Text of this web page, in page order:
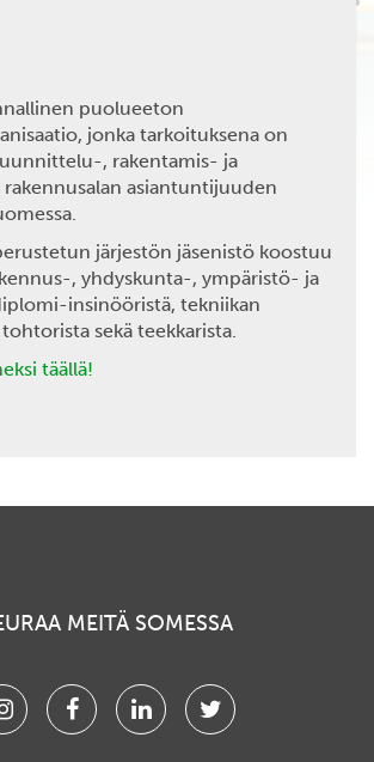
puolueeton
jonka tarkoituksena on
, rakentamis- ja
asiantuntijuuden
järjestön jäsenistö koostuu
, yhdyskunta-, ympäristö- ja
insinööristä, tekniikan
sekä teekkarista.
täällä!
MEITÄ SOMESSA
FacebookLinkedinTwitter